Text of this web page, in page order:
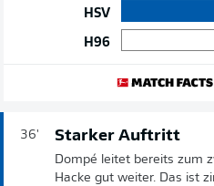
HSV
H96
36' Starker Auftritt
Dompé leitet bereits zum
Hacke gut weiter. Das ist